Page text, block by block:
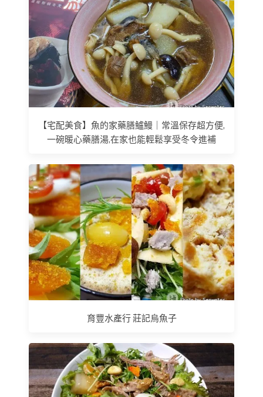
【宅配美食】魚的家藥膳鱸鰻｜常溫保存超方便,
一碗暖心藥膳湯,在家也能輕鬆享受冬令進補
育豐水產行 莊記烏魚子